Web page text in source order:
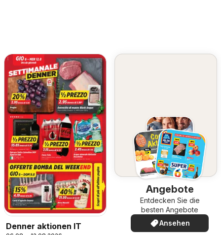
Denner aktionen IT
Angebote
Entdecken Sie die
besten Angebote
Ansehen